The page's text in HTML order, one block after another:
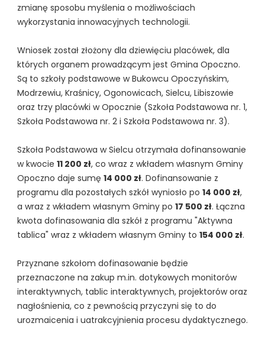
zmianę sposobu myślenia o możliwościach
wykorzystania innowacyjnych technologii.
Wniosek został złożony dla dziewięciu placówek, dla
których organem prowadzącym jest Gmina Opoczno.
Są to szkoły podstawowe w Bukowcu Opoczyńskim,
Modrzewiu, Kraśnicy, Ogonowicach, Sielcu, Libiszowie
oraz trzy placówki w Opocznie (Szkoła Podstawowa nr. 1,
Szkoła Podstawowa nr. 2 i Szkoła Podstawowa nr. 3).
Szkoła Podstawowa w Sielcu otrzymała dofinansowanie
w kwocie 11 200 zł, co wraz z wkładem własnym Gminy
Opoczno daje sumę 14 000 zł. Dofinansowanie z
programu dla pozostałych szkół wyniosło po 14 000 zł,
a wraz z wkładem własnym Gminy po 17 500 zł. Łączna
kwota dofinasowania dla szkół z programu "Aktywna
tablica" wraz z wkładem własnym Gminy to 154 000 zł.
Przyznane szkołom dofinasowanie będzie
przeznaczone na zakup m.in. dotykowych monitorów
interaktywnych, tablic interaktywnych, projektorów oraz
nagłośnienia, co z pewnością przyczyni się to do
urozmaicenia i uatrakcyjnienia procesu dydaktycznego.